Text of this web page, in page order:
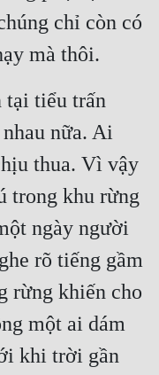
chỉ còn có
mà thôi.
tại tiểu trấn
nữa. Ai
thua. Vì vậy
trong khu rừng
ngày người
rõ tiếng gầm
rừng khiến cho
một ai dám
khi trời gần